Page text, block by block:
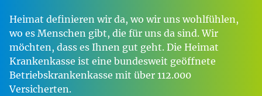
Heimat definieren wir da, wo wir uns wohlfühlen,
wo es Menschen gibt, die für uns da sind. Wir
möchten, dass es Ihnen gut geht. Die Heimat
Krankenkasse ist eine bundesweit geöffnete
Betriebskrankenkasse mit über 112.000
Versicherten.